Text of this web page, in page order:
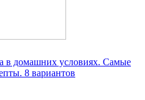
в домашних условиях. Самые
8 вариантов